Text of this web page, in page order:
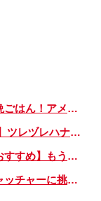
子どもが喜ぶ世界の晩ごはん！アメリカのフライドチキン＆フライドポテト
【超簡単！ 麺レシピ】ツレヅレハナコさんに聞く、パパッと作れる「オイルサーディンとミニトマトの冷製パスタ」
【休日のランチにもおすすめ】もう包丁を持つ気力もない…。そんなときは「とろとろ卵のせチャーハン」はいかが？
【おうちでドームキャッチャーに挑戦だ】アンパンマン わくわくドームキャッチャー